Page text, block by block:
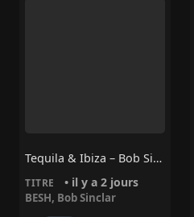
Tequila & Ibiza – Bob Sinclar, BESH
TITRE • il y a 2 jours
BESH, Bob Sinclar